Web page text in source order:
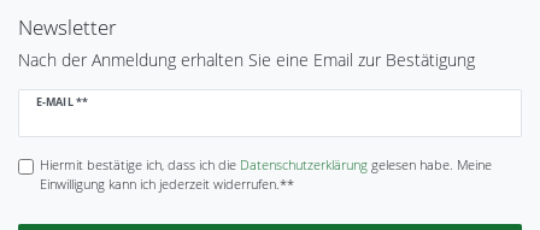
Newsletter
Nach der Anmeldung erhalten Sie eine Email zur Bestätigung
E-MAIL **
Newsletter
Hiermit bestätige ich, dass ich die Daten­schutz­erklärunggelesen habe. Meine
Einwilligung kann ich jederzeit widerrufen.**